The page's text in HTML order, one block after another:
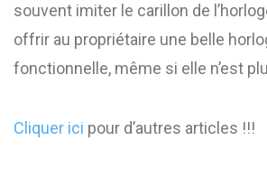
souvent imiter le carillon de
offrir au propriétaire une belle
fonctionnelle, même si elle n’est
Cliquer ici pour d’autres articles !!!